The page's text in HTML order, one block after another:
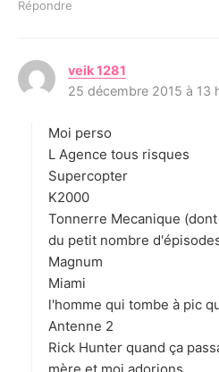
Répondre
veik 1281
i
25 décembre 2015 à 13
Moi perso
L Agence tous risques
Supercopter
K2000
Tonnerre Mecanique
du petit nombre
Magnum
Miami
l'homme qui tombe à pic
Antenne 2
Rick Hunter quand ça
mère et moi adorions.